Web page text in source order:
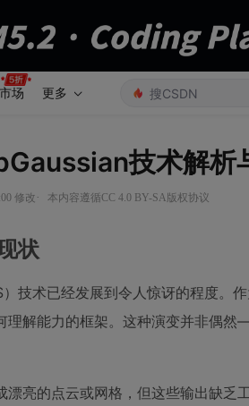
场 更多
技术解析
修改 · 本内容遵循CC 4.0 BY-SA版权协议
状
术已经发展到令人惊讶的程度。作
理解能力的框架。这种演变并非偶
亮的点云或网格，但这些输出缺乏